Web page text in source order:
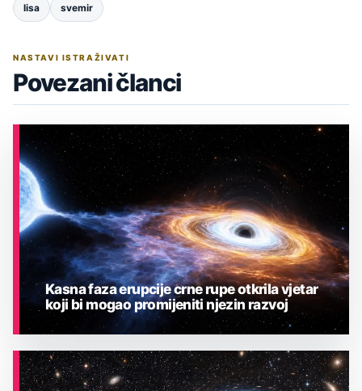
lisa svemir
NASTAVI ISTRAŽIVATI
Povezani članci
ASTRONOMIJA
Kasna faza erupcije crne rupe otkrila vjetar
koji bi mogao promijeniti njezin razvoj